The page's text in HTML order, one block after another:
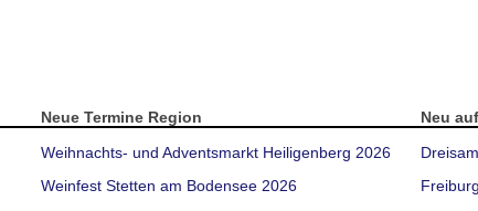
Neue Termine Region
Weihnachts- und Adventsmarkt Heiligenberg 2026
Weinfest Stetten am Bodensee 2026
Neu